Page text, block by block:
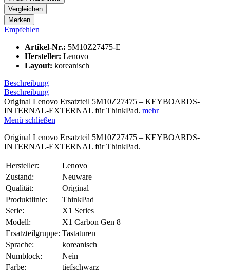
Vergleichen
Merken
Empfehlen
Artikel-Nr.: 5M10Z27475-E
Hersteller: Lenovo
Layout: koreanisch
Beschreibung
Beschreibung
Original Lenovo Ersatzteil 5M10Z27475 – KEYBOARDS-
INTERNAL-EXTERNAL für ThinkPad. mehr
Menü schließen
Original Lenovo Ersatzteil 5M10Z27475 – KEYBOARDS-
INTERNAL-EXTERNAL für ThinkPad.
Hersteller:
Lenovo
Zustand:
Neuware
Qualität:
Original
Produktlinie:
ThinkPad
Serie:
X1 Series
Modell:
X1 Carbon Gen 8
Ersatzteilgruppe: Tastaturen
Sprache:
koreanisch
Numblock:
Nein
Farbe:
tiefschwarz